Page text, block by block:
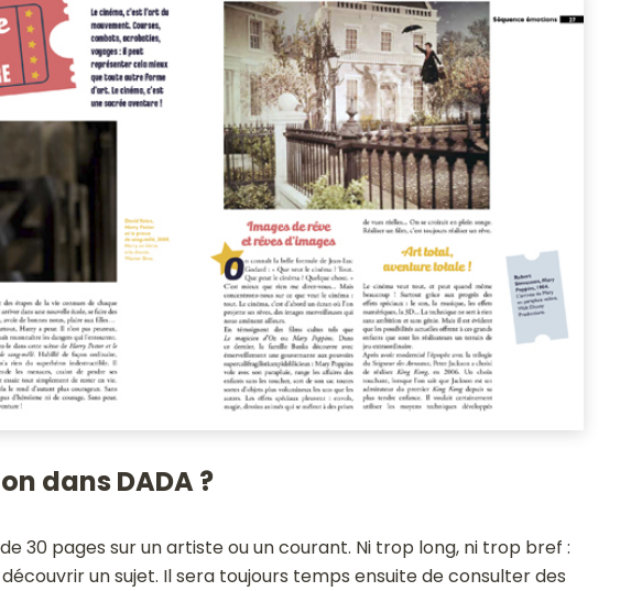
dans DADA ?
30 pages sur un artiste ou un courant. Ni trop long, ni trop bref :
un sujet. Il sera toujours temps ensuite de consulter des